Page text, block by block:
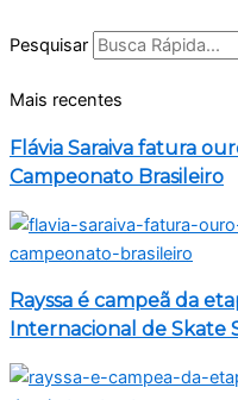
Pesquisar
Mais recentes
Flávia Saraiva fatura
Campeonato Brasileiro
Rayssa é campeã da
Internacional de Skate